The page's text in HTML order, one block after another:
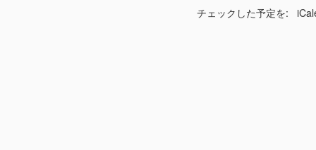
チェックした予定を: